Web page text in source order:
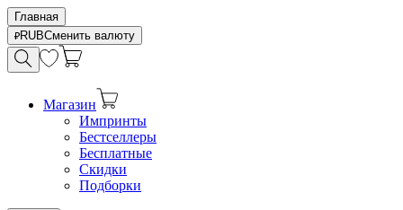
Главная
RUBСменить валюту
Магазин
Импринты
Бестселлеры
Бесплатные
Скидки
Подборки